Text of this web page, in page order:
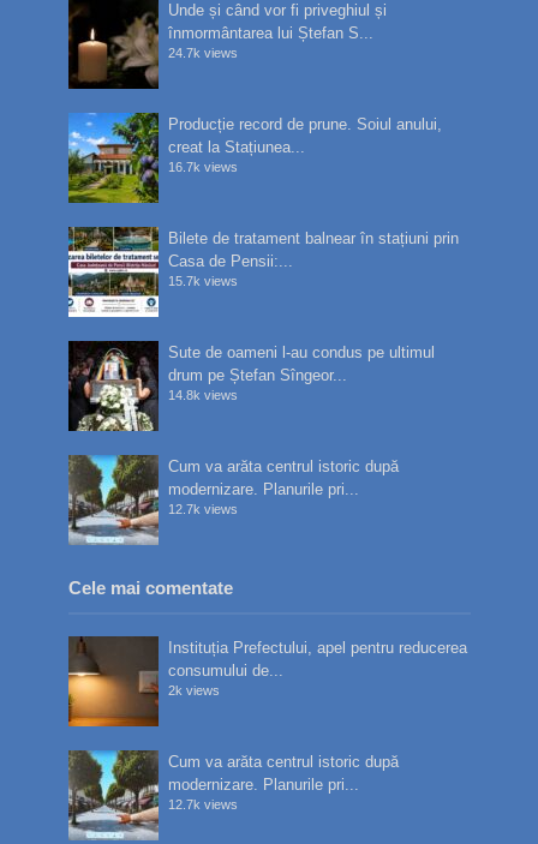
Unde și când vor fi priveghiul și
înmormântarea lui Ștefan S...
24.7k views
Producție record de prune. Soiul anului,
creat la Stațiunea...
16.7k views
Bilete de tratament balnear în stațiuni prin
Casa de Pensii:...
15.7k views
Sute de oameni l-au condus pe ultimul
drum pe Ștefan Sîngeor...
14.8k views
Cum va arăta centrul istoric după
modernizare. Planurile pri...
12.7k views
Cele mai comentate
Instituția Prefectului, apel pentru reducerea
consumului de...
2k views
Cum va arăta centrul istoric după
modernizare. Planurile pri...
12.7k views